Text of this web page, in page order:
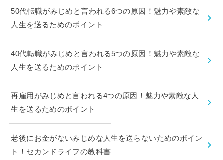
50代転職がみじめと言われる6つの原因！魅力や素敵な
人生を送るためのポイント
40代転職がみじめと言われる5つの原因！魅力や素敵な
人生を送るためのポイント
再雇用がみじめと言われる4つの原因！魅力や素敵な人
生を送るためのポイント
老後にお金がないみじめな人生を送らないためのポイン
ト！セカンドライフの教科書